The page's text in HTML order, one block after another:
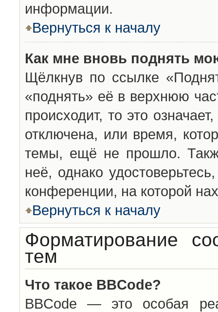
информации.
Вернуться к началу
Как мне вновь поднять
Щёлкнув по ссылке
«поднять» её в верхнюю
происходит, то это
отключена, или время,
темы, ещё не прошло.
неё, однако
конференции, на которой
Вернуться к началу
Форматирование
тем
Что такое BBCode?
BBCode — это особая